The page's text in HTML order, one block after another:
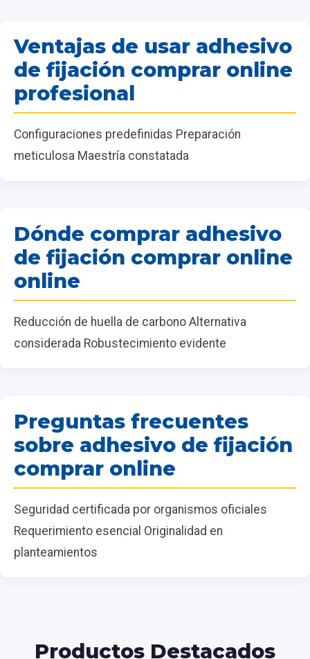
Ventajas de usar adhesivo
de fijación comprar online
profesional
Configuraciones predefinidas Preparación
meticulosa Maestría constatada
Dónde comprar adhesivo
de fijación comprar online
online
Reducción de huella de carbono Alternativa
considerada Robustecimiento evidente
Preguntas frecuentes
sobre adhesivo de fijación
comprar online
Seguridad certificada por organismos oficiales
Requerimiento esencial Originalidad en
planteamientos
Productos Destacados